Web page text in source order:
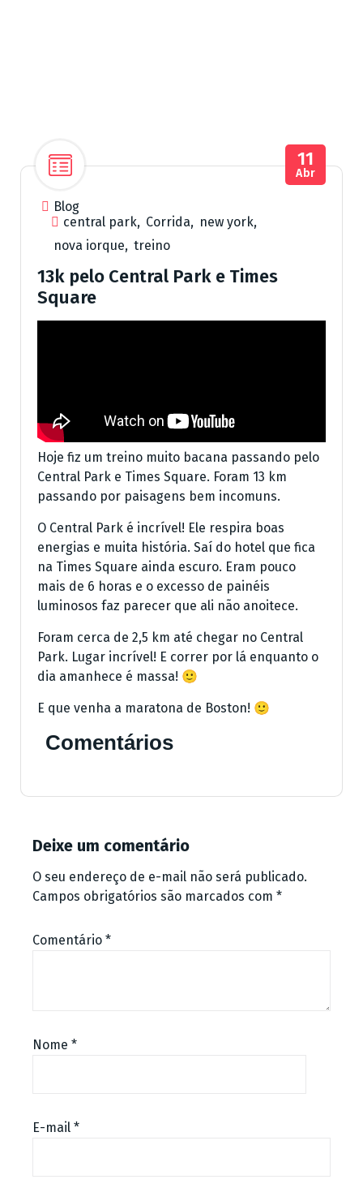
Blog
central park, Corrida, new york,
nova iorque, treino
11
Abr
13k pelo Central Park e Times
Square
Hoje fiz um treino muito bacana passando pelo
Central Park e Times Square. Foram 13 km
passando por paisagens bem incomuns.
O Central Park é incrível! Ele respira boas
energias e muita história. Saí do hotel que fica
na Times Square ainda escuro. Eram pouco
mais de 6 horas e o excesso de painéis
luminosos faz parecer que ali não anoitece.
Foram cerca de 2,5 km até chegar no Central
Park. Lugar incrível! E correr por lá enquanto o
dia amanhece é massa! 🙂
E que venha a maratona de Boston! 🙂
Comentários
Deixe um comentário
O seu endereço de e-mail não será publicado.
Campos obrigatórios são marcados com *
Comentário *
Nome *
E-mail *